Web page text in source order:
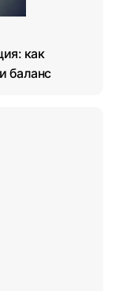
как
баланс